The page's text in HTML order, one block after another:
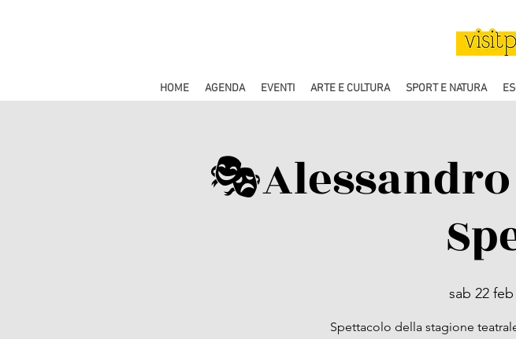
HOME AGENDA EVENTI ARTE E CULTURA SPORT E NATURA
sab 22 feb
Spettacolo della stagione